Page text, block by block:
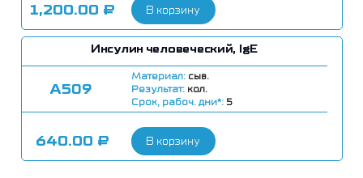
1,200.00 ₽ В корзину
Инсулин человеческий, IgE
А509
Материал: сыв.
Результат: кол.
Срок, рабоч. дни*: 5
640.00 ₽ В корзину